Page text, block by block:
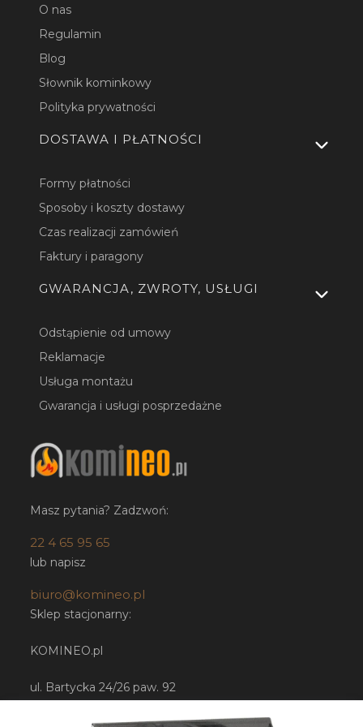
O nas
Regulamin
Blog
Słownik kominkowy
Polityka prywatności
DOSTAWA I PŁATNOŚCI
Formy płatności
Sposoby i koszty dostawy
Czas realizacji zamówień
Faktury i paragony
GWARANCJA, ZWROTY, USŁUGI
Odstąpienie od umowy
Reklamacje
Usługa montażu
Gwarancja i usługi posprzedażne
Masz pytania? Zadzwoń:
22 4 65 95 65
lub napisz
biuro@komineo.pl
Sklep stacjonarny:
KOMINEO.pl
ul. Bartycka 24/26 paw. 92